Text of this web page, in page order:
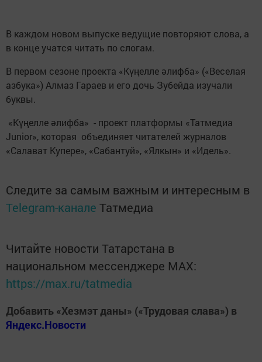
В каждом новом выпуске ведущие повторяют слова, а
в конце учатся читать по слогам.
В первом сезоне проекта «Күңелле әлифба» («Веселая
азбука») Алмаз Гараев и его дочь Зубейда изучали
буквы.
«Күңелле әлифба» - проект платформы «Татмедиа
Junior», которая объединяет читателей журналов
«Салават Купере», «Сабантуй», «Ялкын» и «Идель».
Следите за самым важным и интересным в
Telegram-канале Татмедиа
Читайте новости Татарстана в
национальном мессенджере MАХ:
https://max.ru/tatmedia
Добавить «Хезмэт даны» («Трудовая слава») в
Яндекс.Новости